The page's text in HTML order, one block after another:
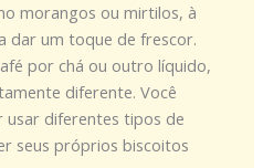
morangos ou mirtilos, à
dar um toque de frescor.
por chá ou outro líquido,
diferente. Você
diferentes tipos de
seus próprios biscoitos